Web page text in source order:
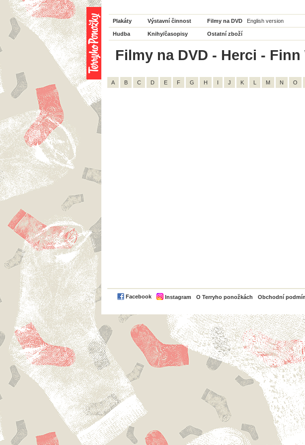
Plakáty Výstavní činnost Filmy na DVD English version
Hudba Knihy/časopisy Ostatní zboží
Filmy na DVD - Herci -
A B C D E F G H I J K L M N O
Facebook Instagram O Terryho ponožkách Obchodní
PayPal